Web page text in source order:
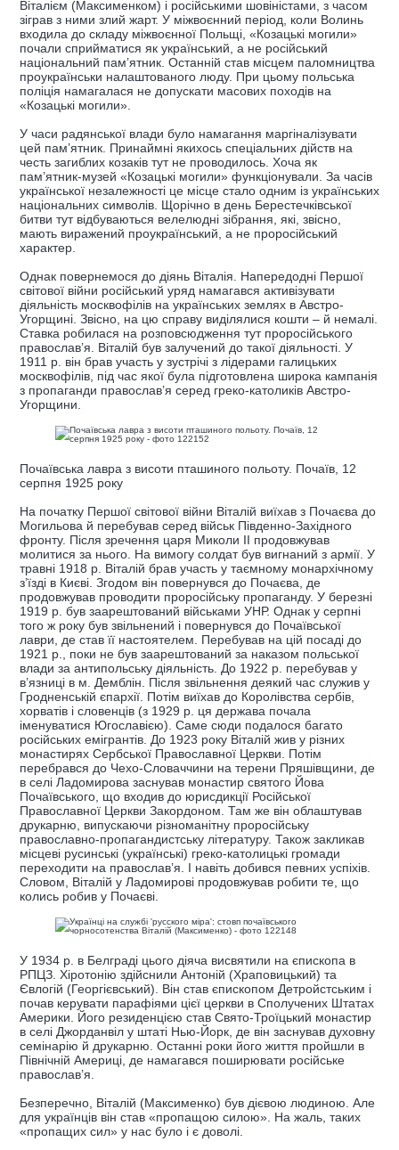
Віталієм (Максименком) і російськими шовіністами, з часом
зіграв з ними злий жарт. У міжвоєнний період, коли Волинь
входила до складу міжвоєнної Польщі, «Козацькі могили»
почали сприйматися як український, а не російський
національний пам’ятник. Останній став місцем паломництва
проукраїнськи налаштованого люду. При цьому польська
поліція намагалася не допускати масових походів на
«Козацькі могили».
У часи радянської влади було намагання маргіналізувати
цей пам’ятник. Принаймні якихось спеціальних дійств на
честь загиблих козаків тут не проводилось. Хоча як
пам’ятник-музей «Козацькі могили» функціонували. За часів
української незалежності це місце стало одним із українських
національних символів. Щорічно в день Берестечківської
битви тут відбуваються велелюдні зібрання, які, звісно,
мають виражений проукраїнський, а не проросійський
характер.
Однак повернемося до діянь Віталія. Напередодні Першої
світової війни російський уряд намагався активізувати
діяльність москвофілів на українських землях в Австро-
Угорщині. Звісно, на цю справу виділялися кошти – й немалі.
Ставка робилася на розповсюдження тут проросійського
православ’я. Віталій був залучений до такої діяльності. У
1911 р. він брав участь у зустрічі з лідерами галицьких
москвофілів, під час якої була підготовлена широка кампанія
з пропаганди православ’я серед греко-католиків Австро-
Угорщини.
Почаївська лавра з висоти пташиного польоту. Почаїв, 12
серпня 1925 року
На початку Першої світової війни Віталій виїхав з Почаєва до
Могильова й перебував серед військ Південно-Західного
фронту. Після зречення царя Миколи ІІ продовжував
молитися за нього. На вимогу солдат був вигнаний з армії. У
травні 1918 р. Віталій брав участь у таємному монархічному
з’їзді в Києві. Згодом він повернувся до Почаєва, де
продовжував проводити проросійську пропаганду. У березні
1919 р. був заарештований військами УНР. Однак у серпні
того ж року був звільнений і повернувся до Почаївської
лаври, де став її настоятелем. Перебував на цій посаді до
1921 р., поки не був заарештований за наказом польської
влади за антипольську діяльність. До 1922 р. перебував у
в’язниці в м. Демблін. Після звільнення деякий час служив у
Гродненській єпархії. Потім виїхав до Королівства сербів,
хорватів і словенців (з 1929 р. ця держава почала
іменуватися Югославією). Саме сюди подалося багато
російських емігрантів. До 1923 року Віталій жив у різних
монастирях Сербської Православної Церкви. Потім
перебрався до Чехо-Словаччини на терени Пряшівщини, де
в селі Ладомирова заснував монастир святого Йова
Почаївського, що входив до юрисдикції Російської
Православної Церкви Закордоном. Там же він облаштував
друкарню, випускаючи різноманітну проросійську
православно-пропагандистську літературу. Також закликав
місцеві русинські (українські) греко-католицькі громади
переходити на православ’я. І навіть добився певних успіхів.
Словом, Віталій у Ладомирові продовжував робити те, що
колись робив у Почаєві.
У 1934 р. в Белграді цього діяча висвятили на єпископа в
РПЦЗ. Хіротонію здійснили Антоній (Храповицький) та
Євлогій (Георгієвський). Він став єпископом Детройстським і
почав керувати парафіями цієї церкви в Сполучених Штатах
Америки. Його резиденцією став Свято-Троїцький монастир
в селі Джорданвіл у штаті Нью-Йорк, де він заснував духовну
семінарію й друкарню. Останні роки його життя пройшли в
Північній Америці, де намагався поширювати російське
православ’я.
Безперечно, Віталій (Максименко) був дієвою людиною. Але
для українців він став «пропащою силою». На жаль, таких
«пропащих сил» у нас було і є доволі.